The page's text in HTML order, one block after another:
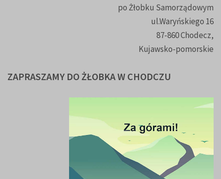
po Żłobku Samorządowym
ul.Waryńskiego 16
87-860 Chodecz,
Kujawsko-pomorskie
ZAPRASZAMY DOŻŁOBKAW CHODCZU